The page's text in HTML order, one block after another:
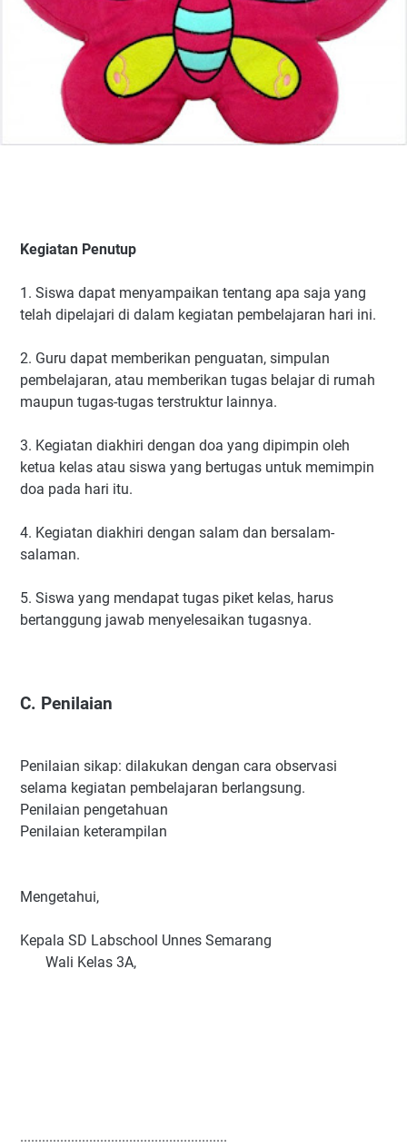
Kegiatan Penutup
1. Siswa dapat menyampaikan tentang apa saja yang
telah dipelajari di dalam kegiatan pembelajaran hari ini.
2. Guru dapat memberikan penguatan, simpulan
pembelajaran, atau memberikan tugas belajar di rumah
maupun tugas-tugas terstruktur lainnya.
3. Kegiatan diakhiri dengan doa yang dipimpin oleh
ketua kelas atau siswa yang bertugas untuk memimpin
doa pada hari itu.
4. Kegiatan diakhiri dengan salam dan bersalam-
salaman.
5. Siswa yang mendapat tugas piket kelas, harus
bertanggung jawab menyelesaikan tugasnya.
C. Penilaian
Penilaian sikap: dilakukan dengan cara observasi
selama kegiatan pembelajaran berlangsung.
Penilaian pengetahuan
Penilaian keterampilan
Mengetahui,
Kepala SD Labschool Unnes Semarang
Wali Kelas 3A,
.........................................................